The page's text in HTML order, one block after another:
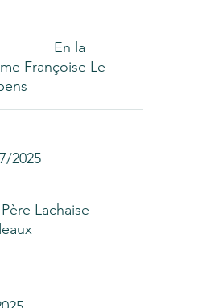
la
Françoise Le
2025
Lachaise